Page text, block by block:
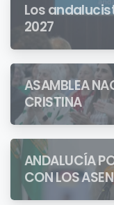
Los
2027
ASAMBLEA
CRISTINA
ANDALUCÍA
CON LOS
CHABOLISTAS